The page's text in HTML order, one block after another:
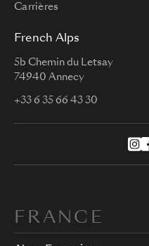
Carrières
French Alps
5b Chemin du Letsay
74940 Annecy
+33 6 35 66 43 30
FRANCE